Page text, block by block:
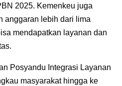
2025. Kemenkeu juga
anggaran lebih dari lima
mendapatkan layanan dan
Posyandu Integrasi Layanan
masyarakat hingga ke